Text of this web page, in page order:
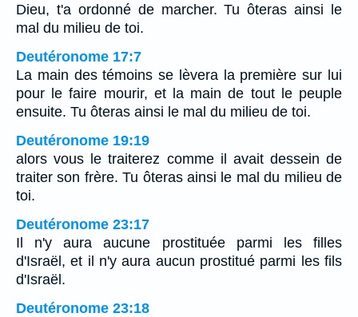
Dieu, t'a ordonné de marcher. Tu ôteras ainsi le
mal du milieu de toi.
Deutéronome 17:7
La main des témoins se lèvera la première sur lui
pour le faire mourir, et la main de tout le peuple
ensuite. Tu ôteras ainsi le mal du milieu de toi.
Deutéronome 19:19
alors vous le traiterez comme il avait dessein de
traiter son frère. Tu ôteras ainsi le mal du milieu de
toi.
Deutéronome 23:17
Il n'y aura aucune prostituée parmi les filles
d'Israël, et il n'y aura aucun prostitué parmi les fils
d'Israël.
Deutéronome 23:18